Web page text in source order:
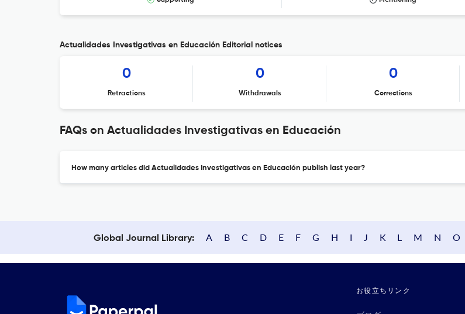
Actualidades Investigativas en Educación Editorial notices
0
Retractions
0
Withdrawals
0
Corrections
FAQs on Actualidades Investigativas en Educación
How many articles did Actualidades Investigativas en Educación publish last year?
Global Journal Library: A B C D E F G H I J K L M N O
お役立ちリンク